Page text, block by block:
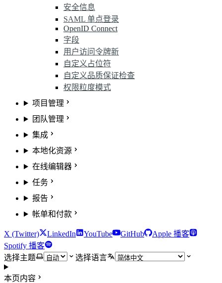
安全信息
SAML 单点登录
OpenID Connect
字段
用户访问令牌新
自定义占位符
自定义品质保证检查
权限粒度模式
项目管理
团队管理
集成
本地化资源
在线编辑器
任务
报告
帐单和付款
X (Twitter) LinkedIn YouTube GitHub
Apple 播客
Spotify 播客
选择主题
选择语言
本页内容